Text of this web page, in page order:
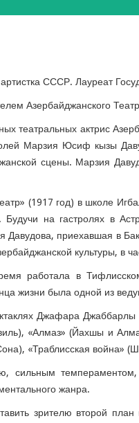
СССР. Лауреат
Азербайджанского
театральных актрис
Марзия Юсиф кызы
сцены. Марзия
(1917 год) в школе
на гастролях в
приехавшая в
культуры, в
работала в
жизни была одной из
Джафара Джаббарлы
«Алмаз» (Йахшы и
«Траблисская война»
сильным
жанра.
зрителю второй план